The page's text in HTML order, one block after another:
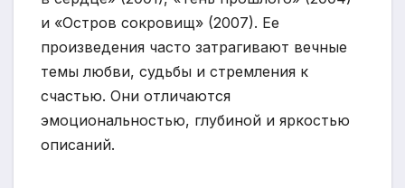
и «Остров сокровищ» (2007). Ее
произведения часто затрагивают вечные
темы любви, судьбы и стремления к
счастью. Они отличаются
эмоциональностью, глубиной и яркостью
описаний.